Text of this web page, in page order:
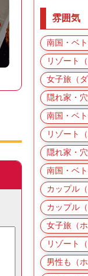
雰囲気
南国・ベ
リゾート
女子旅（ダ
隠れ家・
南国・ベ
リゾート
隠れ家・
南国・ベ
カップル
カップル
女子旅（ホ
リゾート
男性も（